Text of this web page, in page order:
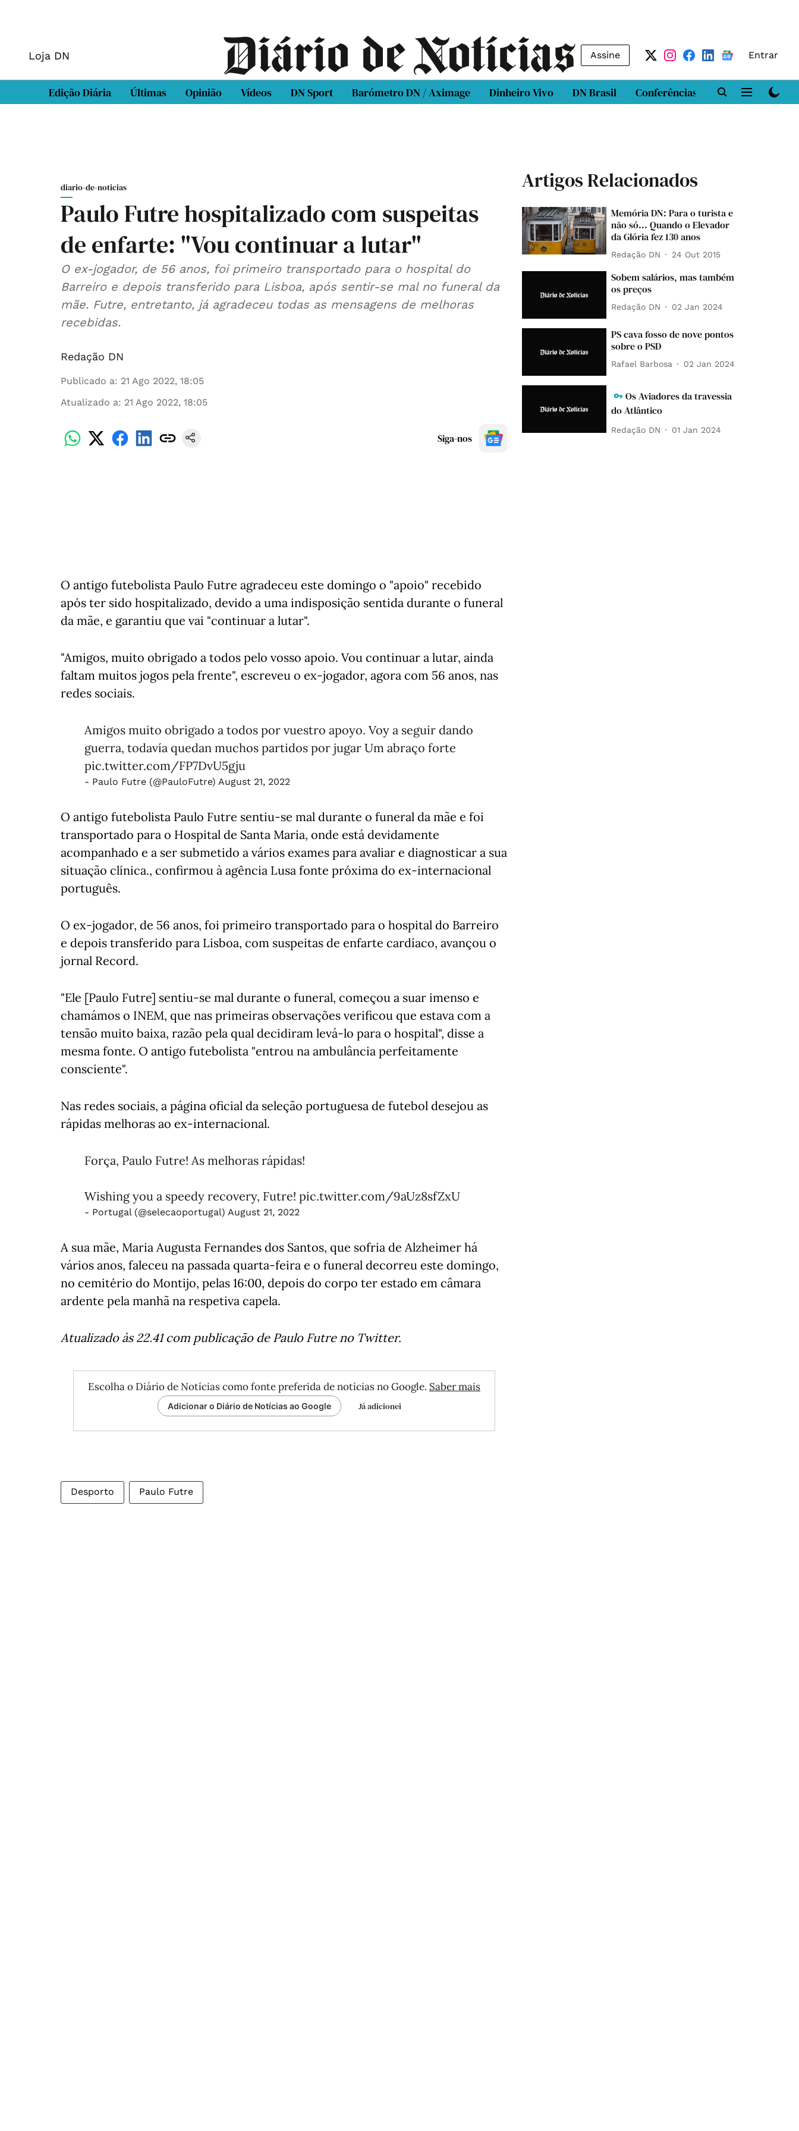
Loja DN Assine Entrar
Edição Diária Últimas Opinião Vídeos DN Sport Barómetro DN / Aximage Dinheiro Vivo DN Brasil Conferências DN LAB
diario-de-noticias
Paulo Futre hospitalizado com suspeitas
de enfarte: "Vou continuar a lutar"
O ex-jogador, de 56 anos, foi primeiro transportado para o hospital do
Barreiro e depois transferido para Lisboa, após sentir-se mal no funeral da
mãe. Futre, entretanto, já agradeceu todas as mensagens de melhoras
recebidas.
Redação DN
Publicado a: 21 Ago 2022, 18:05
Atualizado a: 21 Ago 2022, 18:05
Siga-nos
O antigo futebolista Paulo Futre agradeceu este domingo o "apoio" recebido
após ter sido hospitalizado, devido a uma indisposição sentida durante o funeral
da mãe, e garantiu que vai "continuar a lutar".
"Amigos, muito obrigado a todos pelo vosso apoio. Vou continuar a lutar, ainda
faltam muitos jogos pela frente", escreveu o ex-jogador, agora com 56 anos, nas
redes sociais.
Amigos muito obrigado a todos por vuestro apoyo. Voy a seguir dando
guerra, todavía quedan muchos partidos por jugar Um abraço forte
pic.twitter.com/FP7DvU5gju
- Paulo Futre (@PauloFutre) August 21, 2022
O antigo futebolista Paulo Futre sentiu-se mal durante o funeral da mãe e foi
transportado para o Hospital de Santa Maria, onde está devidamente
acompanhado e a ser submetido a vários exames para avaliar e diagnosticar a sua
situação clínica., confirmou à agência Lusa fonte próxima do ex-internacional
português.
O ex-jogador, de 56 anos, foi primeiro transportado para o hospital do Barreiro
e depois transferido para Lisboa, com suspeitas de enfarte cardíaco, avançou o
jornal Record.
"Ele [Paulo Futre] sentiu-se mal durante o funeral, começou a suar imenso e
chamámos o INEM, que nas primeiras observações verificou que estava com a
tensão muito baixa, razão pela qual decidiram levá-lo para o hospital", disse a
mesma fonte. O antigo futebolista "entrou na ambulância perfeitamente
consciente".
Nas redes sociais, a página oficial da seleção portuguesa de futebol desejou as
rápidas melhoras ao ex-internacional.
Força, Paulo Futre! As melhoras rápidas!
Wishing you a speedy recovery, Futre! pic.twitter.com/9aUz8sfZxU
- Portugal (@selecaoportugal) August 21, 2022
A sua mãe, Maria Augusta Fernandes dos Santos, que sofria de Alzheimer há
vários anos, faleceu na passada quarta-feira e o funeral decorreu este domingo,
no cemitério do Montijo, pelas 16:00, depois do corpo ter estado em câmara
ardente pela manhã na respetiva capela.
Atualizadoàs 22.41 com publicação de Paulo Futre no Twitter.
Escolha o Diário de Notícias como fonte preferida de notícias no Google. Saber mais
Adicionar o Diário de Notícias ao Google Já adicionei
Desporto Paulo Futre
Artigos Relacionados
Memória DN: Para o turista e
não só... Quando o Elevador
da Glória fez 130 anos
Redação DN 24 Out 2015
Sobem salários, mas também
os preços
Redação DN 02 Jan 2024
PS cava fosso de nove pontos
sobre o PSD
Rafael Barbosa 02 Jan 2024
Os Aviadores da travessia
do Atlântico
Redação DN 01 Jan 2024